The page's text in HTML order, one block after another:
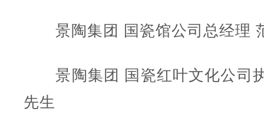
景陶集团 国瓷馆公司总经理
景陶集团 国瓷红叶文化公司
先生